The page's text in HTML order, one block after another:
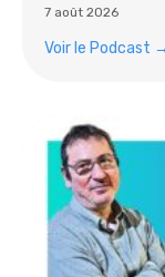
7 août 2026
Voir le Podcast →